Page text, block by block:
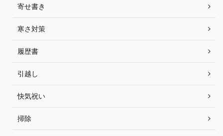
寄せ書き
寒さ対策
履歴書
引越し
快気祝い
掃除